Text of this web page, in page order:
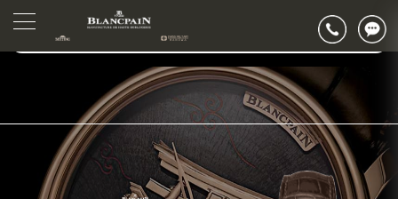
官网公告>
▲
▼
节假日正常营业！